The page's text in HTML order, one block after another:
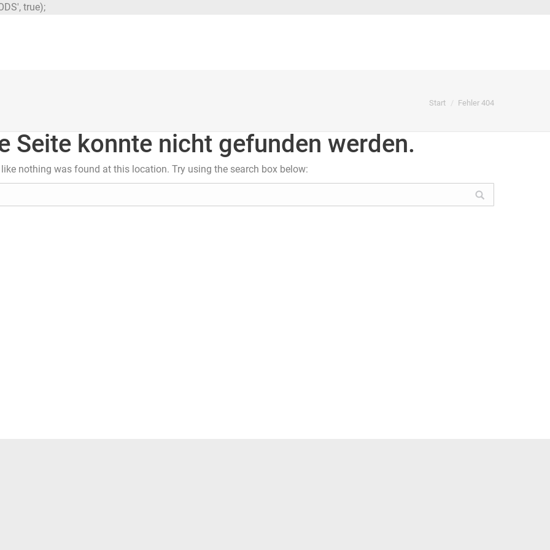
true);
Start Fehler 404
Seite konnte nicht gefunden werden.
nothing was found at this location. Try using the search box below: